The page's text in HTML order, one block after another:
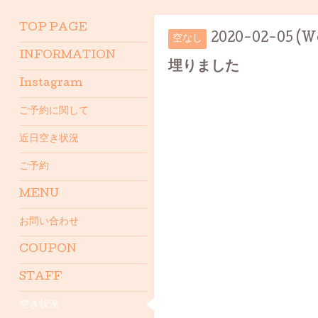
空なし 2020-02-05
埋りました
TOP PAGE
INFORMATION
Instagram
ご予約に関して
近日空き状況
ご予約
MENU
お問い合わせ
COUPON
STAFF
空き状況